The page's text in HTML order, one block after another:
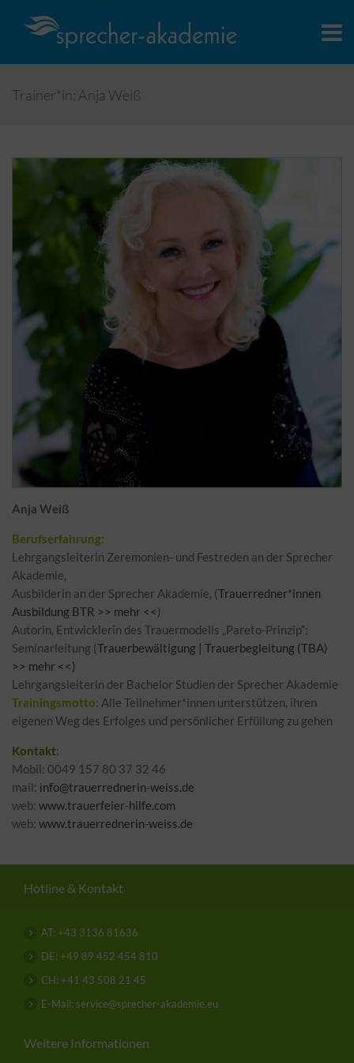
Trainer*in: Anja Weiß
Anja Weiß
Berufserfahrung:
Lehrgangsleiterin Zeremonien- und Festreden an der Sprecher
Akademie,
Ausbilderin an der Sprecher Akademie, (Trauerredner*innen
Ausbildung BTR >> mehr <<)
Autorin, Entwicklerin des Trauermodells „Pareto-Prinzip“;
Seminarleitung (Trauerbewältigung | Trauerbegleitung (TBA)
>> mehr <<)
Lehrgangsleiterin der Bachelor Studien der Sprecher Akademie
Trainingsmotto: Alle Teilnehmer*innen unterstützen, ihren
eigenen Weg des Erfolges und persönlicher Erfüllung zu gehen
Kontakt:
Mobil: 0049 157 80 37 32 46
mail: info@trauerrednerin-weiss.de
web: www.trauerfeier-hilfe.com
web: www.trauerrednerin-weiss.de
Hotline & Kontakt
AT: +43 3136 81636
DE: +49 89 452 454 810
CH: +41 43 508 21 45
E-Mail: service@sprecher-akademie.eu
Weitere Informationen